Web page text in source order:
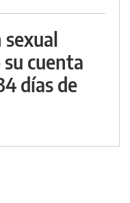
sexual
cuenta
días de